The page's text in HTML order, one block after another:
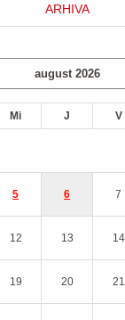
ARHIVA
august 2026
Mi J V
5 6 7
12 13 14
19 20 21